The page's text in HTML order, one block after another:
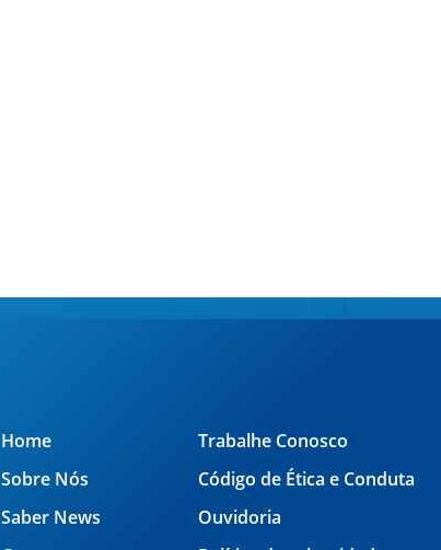
Home
Sobre Nós
Saber News
Trabalhe Conosco
Código de Ética e Conduta
Ouvidoria